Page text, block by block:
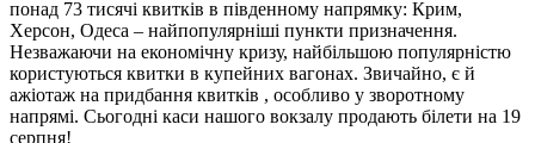
понад 73 тисячі квитків в південному напрямку: Крим,
Херсон, Одеса – найпопулярніші пункти призначення.
Незважаючи на економічну кризу, найбільшою популярністю
користуються квитки в купейних вагонах. Звичайно, є й
ажіотаж на придбання квитків , особливо у зворотному
напрямі. Сьогодні каси нашого вокзалу продають білети на 19
серпня!